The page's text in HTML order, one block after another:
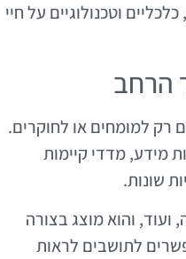
וטכנולוגיים על חיי
רק למומחים או לחוקרים.
מידע, מדדי קיימות
שונות.
ועוד, והוא מוצג בצורה
לתושבים לראות